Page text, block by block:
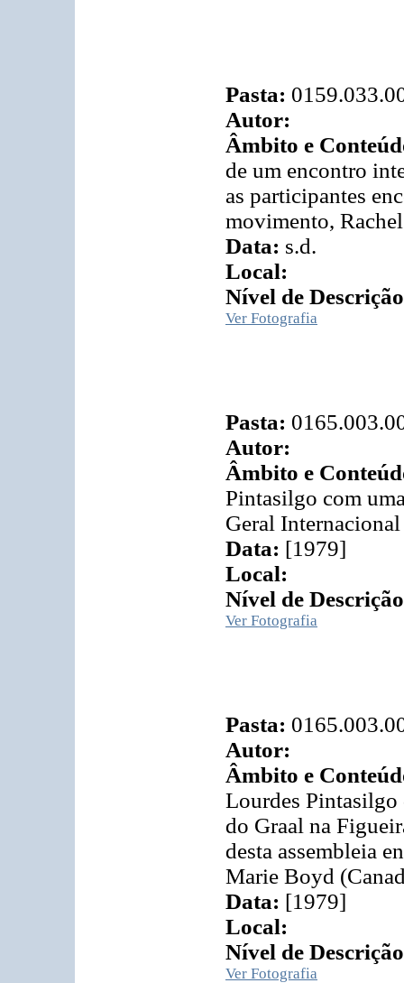
Pasta:
Autor:
Âmbito e
de um encontro
as participantes
movimento,
Data: s.d.
Local:
Nível de
Ver Fotografia
Pasta:
Autor:
Âmbito e
Pintasilgo com
Geral
Data: [1979]
Local:
Nível de
Ver Fotografia
Pasta:
Autor:
Âmbito e
Lourdes Pintasilgo
do Graal na
desta assembleia
Marie Boyd
Data: [1979]
Local:
Nível de
Ver Fotografia